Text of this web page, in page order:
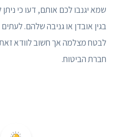
שמא יגנבו לכם אותם, דעו כי
בגין אובדן או גניבה שלהם.
לבטח מצלמה אך חשוב לוודא
חברת הביטוח.